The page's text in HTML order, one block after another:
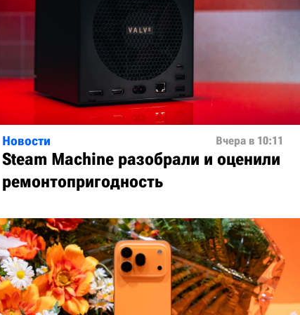
Новости Вчера в 10:11
Steam Machine разобрали и оценили
ремонтопригодность